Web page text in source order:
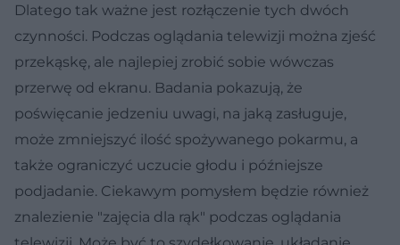
Dlatego tak ważne jest rozłączenie tych dwóch
czynności. Podczas oglądania telewizji można zjeść
przekąskę, ale najlepiej zrobić sobie wówczas
przerwę od ekranu. Badania pokazują, że
poświęcanie jedzeniu uwagi, na jaką zasługuje,
może zmniejszyć ilość spożywanego pokarmu, a
także ograniczyć uczucie głodu i późniejsze
podjadanie. Ciekawym pomysłem będzie również
znalezienie "zajęcia dla rąk" podczas oglądania